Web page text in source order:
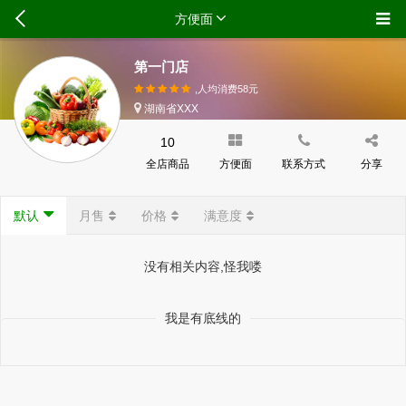
第一门店
,人均消费58元
湖南省XXX
10
全店商品 方便面 联系方式 分享
默认 月售 价格 满意度
没有相关内容,怪我喽
我是有底线的
方便面